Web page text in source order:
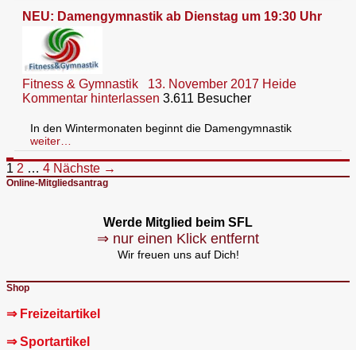
NEU: Damengymnastik ab Dienstag um 19:30 Uhr
Fitness & Gymnastik 13. November 2017 Heide
Kommentar hinterlassen 3.611 Besucher
In den Wintermonaten beginnt die Damengymnastik
weiter…
Beitragsnavigation
1 2 … 4 Nächste →
Online-Mitgliedsantrag
Werde Mitglied beim SFL
⇒ nur einen Klick entfernt
Wir freuen uns auf Dich!
Shop
⇒ Freizeitartikel
⇒ Sportartikel